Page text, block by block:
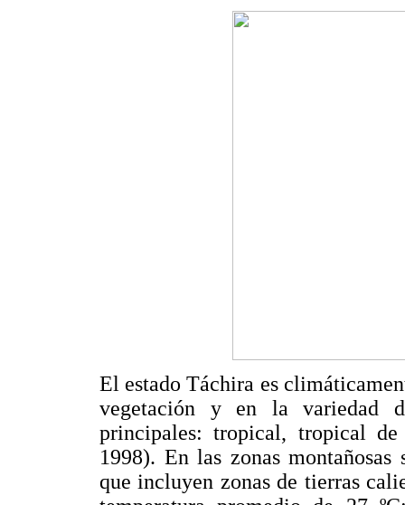
El estado Táchira es
vegetación y en la variedad
principales: tropical, tropical
1998). En las zonas
que incluyen zonas de tierras